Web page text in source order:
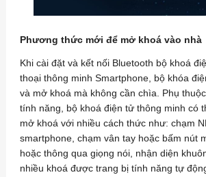
Phương thức mới để mở khoá vào nhà
Khi cài đặt và kết nối Bluetooth bộ khoá
thoại thông minh Smartphone, bộ khóa
và mở khoá mà không cần chìa. Phụ
tính năng, bộ khoá điện tử thông minh có
mở khoá với nhiều cách thức như: chạm
smartphone, chạm vân tay hoặc bấm nút
hoặc thông qua giọng nói, nhận diện
nhiều khoá được trang bị tính năng tự